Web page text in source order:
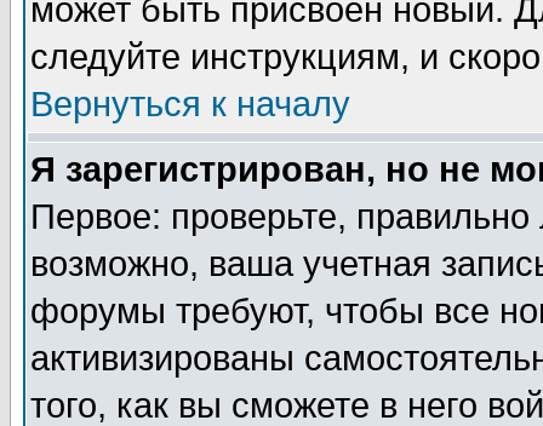
может быть присвоен новый.
следуйте инструкциям, и
Вернуться к началу
Я зарегистрирован, но не
Первое: проверьте,
возможно, ваша учетная
форумы требуют, чтобы все
активизированы
того, как вы сможете в него